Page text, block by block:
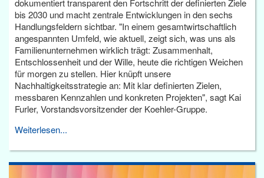
dokumentiert transparent den Fortschritt der definierten Ziele
bis 2030 und macht zentrale Entwicklungen in den sechs
Handlungsfeldern sichtbar. "In einem gesamtwirtschaftlich
angespannten Umfeld, wie aktuell, zeigt sich, was uns als
Familienunternehmen wirklich trägt: Zusammenhalt,
Entschlossenheit und der Wille, heute die richtigen Weichen
für morgen zu stellen. Hier knüpft unsere
Nachhaltigkeitsstrategie an: Mit klar definierten Zielen,
messbaren Kennzahlen und konkreten Projekten", sagt Kai
Furler, Vorstandsvorsitzender der Koehler-Gruppe.
Weiterlesen...